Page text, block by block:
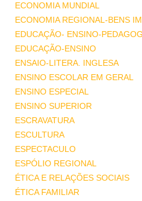
ECONOMIA MUNDIAL
ECONOMIA REGIONAL-BENS
EDUCAÇÃO- ENSINO-
EDUCAÇÃO-ENSINO
ENSAIO-LITERA. INGLESA
ENSINO ESCOLAR EM GERAL
ENSINO ESPECIAL
ENSINO SUPERIOR
ESCRAVATURA
ESCULTURA
ESPECTACULO
ESPÓLIO REGIONAL
ÉTICA E RELAÇÕES SOCIAIS
ÉTICA FAMILIAR